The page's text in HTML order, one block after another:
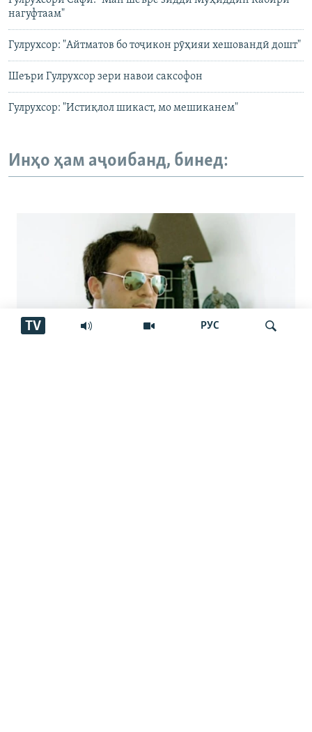
РУС
TV
нагуфтаам"
Гулрухсор: "Айтматов бо тоҷикон рӯҳияи хешовандӣ дошт"
Шеъри Гулрухсор зери навои саксофон
Гулрухсор: "Истиқлол шикаст, мо мешиканем"
Инҳо ҳам аҷоибанд, бинед: